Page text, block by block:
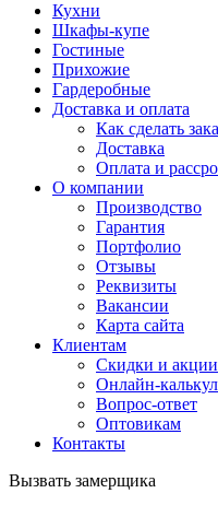
Кухни
Шкафы-купе
Гостиные
Прихожие
Гардеробные
Доставка и оплата
Как сделать
Доставка
Оплата и
О компании
Производство
Гарантия
Портфолио
Отзывы
Реквизиты
Вакансии
Карта сайта
Клиентам
Скидки и акции
Онлайн-
Вопрос-ответ
Оптовикам
Контакты
Вызвать замерщика